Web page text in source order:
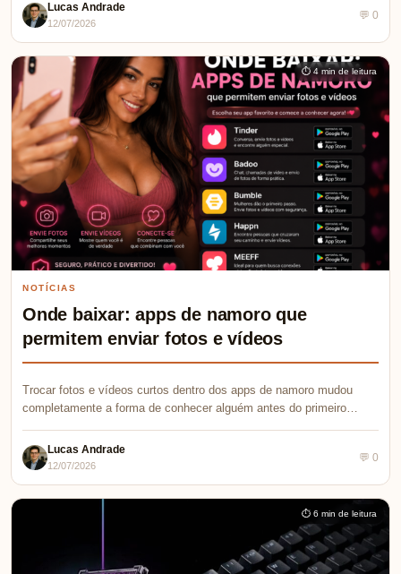
Lucas Andrade
12/07/2026
💬 0
⏱ 4 min de leitura
NOTÍCIAS
Onde baixar: apps de namoro que
permitem enviar fotos e vídeos
Trocar fotos e vídeos curtos dentro dos apps de namoro mudou
completamente a forma de conhecer alguém antes do primeiro…
Lucas Andrade
12/07/2026
💬 0
⏱ 6 min de leitura